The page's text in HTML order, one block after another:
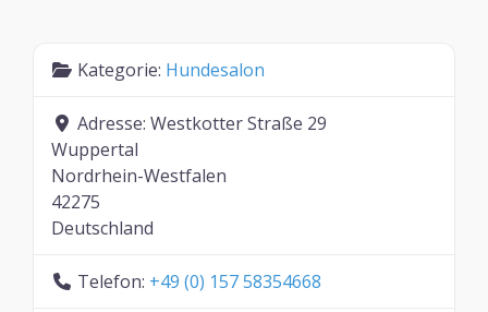
Kategorie: Hundesalon
Adresse: Westkotter Straße 29
Wuppertal
Nordrhein-Westfalen
42275
Deutschland
Telefon: +49 (0) 157 58354668